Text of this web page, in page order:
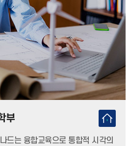
부
드는 융합교육으로 통합적 시각의